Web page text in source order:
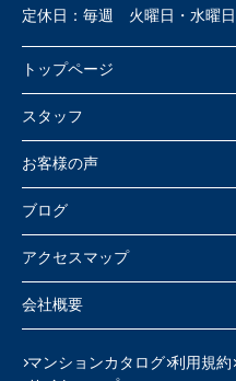
定休日： 毎週 火曜日・水曜日
トップページ
スタッフ
お客様の声
ブログ
アクセスマップ
会社概要
マンションカタログ 利用規約